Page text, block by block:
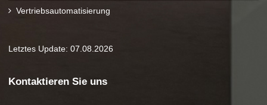
Vertriebsautomatisierung
Letztes Update: 07.08.2026
Kontaktieren Sie uns